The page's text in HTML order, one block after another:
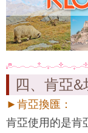
四、肯亞
►肯亞換匯：
肯亞使用的是肯